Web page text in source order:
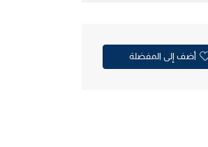
أضف إلى المفضلة